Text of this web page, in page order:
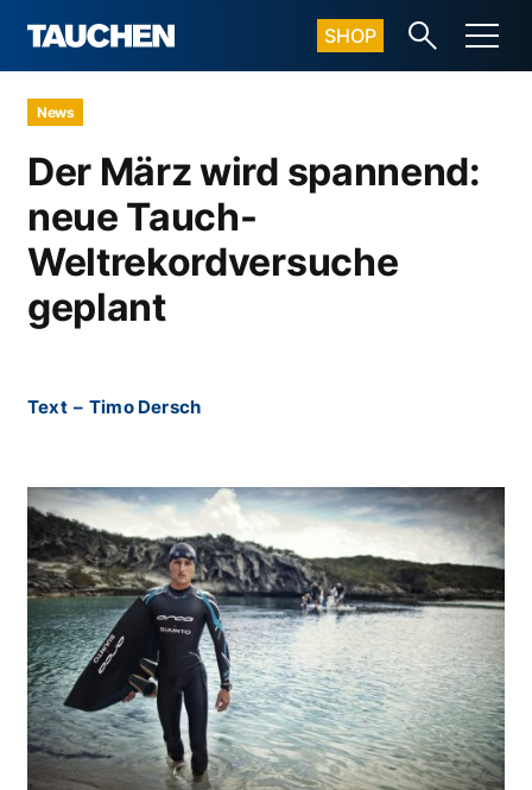
SHOP
News
Der März wird spannend:
neue Tauch-
Weltrekordversuche
geplant
Text – Timo Dersch